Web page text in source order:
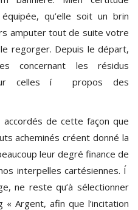
qu’elle soit un brin
amputer tout de suite votre
regorger. Depuis le départ,
concernant les résidus
celles í propos des
de cette façon que
acheminés créent donné la
leur degré finance de
interpelles cartésiennes. Í
ne reste qu’à sélectionner
« Argent, afin que l’incitation